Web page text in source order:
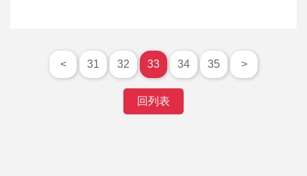
< 31 32 33 34 35 >
回列表